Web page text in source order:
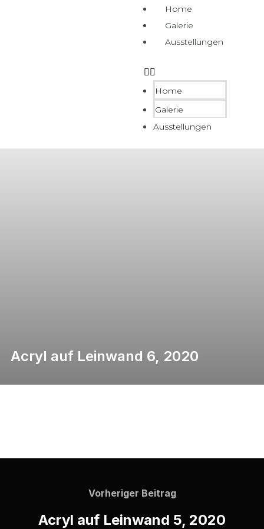
Home
Galerie
Ausstellungen
Home
Galerie
Ausstellungen
Acryl auf Leinwand 6, 2020
Vorheriger Beitrag
Acryl auf Leinwand 5, 2020